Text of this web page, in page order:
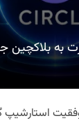
به بلاکچین
استارشیپ